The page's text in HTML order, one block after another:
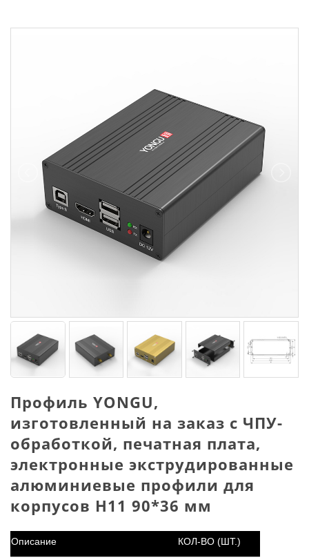
Профиль YONGU,
изготовленный на заказ с ЧПУ-
обработкой, печатная плата,
электронные экструдированные
алюминиевые профили для
корпусов H11 90*36 мм
Описание КОЛ-ВО (ШТ.)